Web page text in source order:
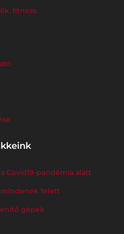
fitness
Covid19-pandémia alatt
felett
gépek